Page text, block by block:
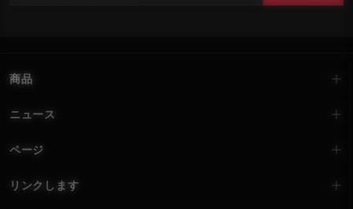
商品
ニュース
ページ
リンクします